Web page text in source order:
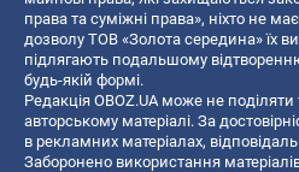
права та суміжні права», ніхто не
дозволу ТОВ «Золота середина» їх
підлягають подальшому
будь-якій формі.
Редакція OBOZ.UA може не
авторському матеріалі. За
в рекламних матеріалах,
Заборонено використання